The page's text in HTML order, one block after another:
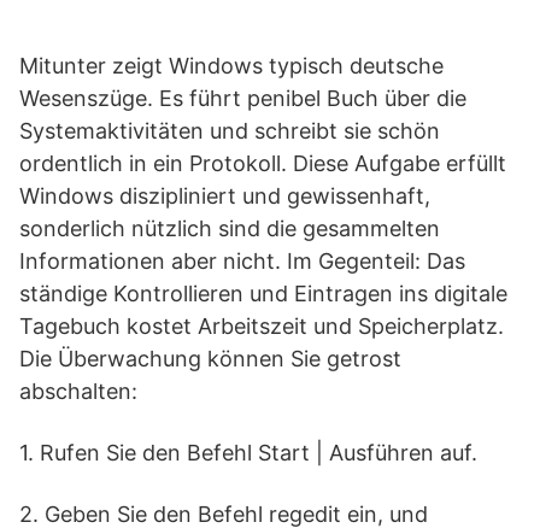
Mitunter zeigt Windows typisch deutsche
Wesenszüge. Es führt penibel Buch über die
Systemaktivitäten und schreibt sie schön
ordentlich in ein Protokoll. Diese Aufgabe erfüllt
Windows diszipliniert und gewissenhaft,
sonderlich nützlich sind die gesammelten
Informationen aber nicht. Im Gegenteil: Das
ständige Kontrollieren und Eintragen ins digitale
Tagebuch kostet Arbeitszeit und Speicherplatz.
Die Überwachung können Sie getrost
abschalten:
1. Rufen Sie den Befehl Start | Ausführen auf.
2. Geben Sie den Befehl regedit ein, und